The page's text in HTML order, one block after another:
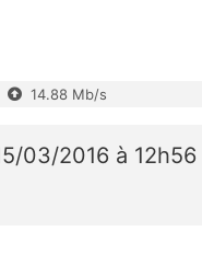
14.88 Mb/s
03/2016 à 12h56